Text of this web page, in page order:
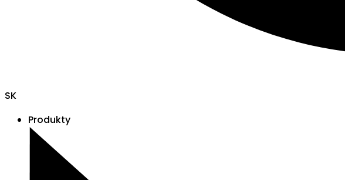
SK
Produkty